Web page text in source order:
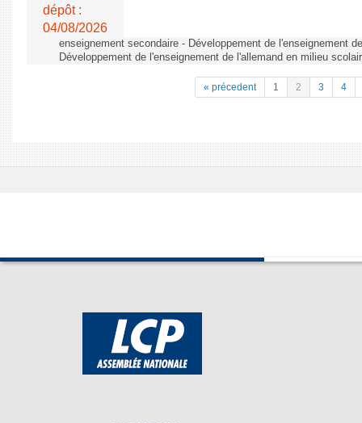
dépôt :
04/08/2026
enseignement secondaire - Développement de l'enseignement
Développement de l'enseignement de l'allemand en milieu
« précedent 1 2 3 4